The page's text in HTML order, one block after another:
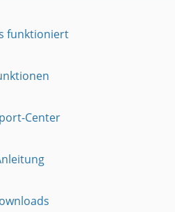
funktioniert
Center